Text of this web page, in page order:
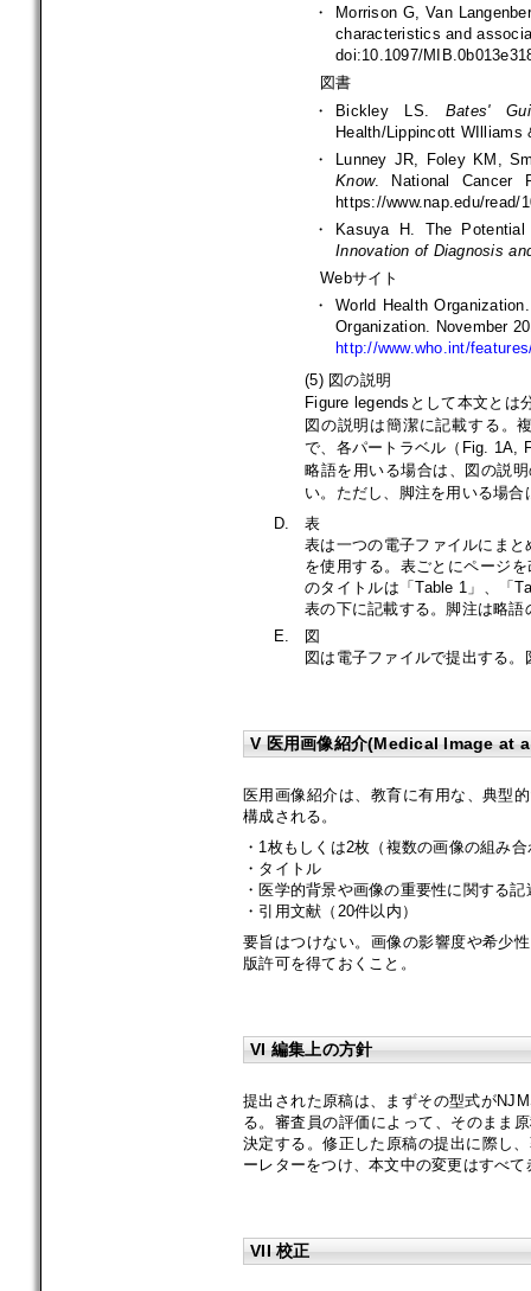
・
Morrison G, Van
characteristics and
doi:10.1097/
図書
・
Bickley LS. Bates'
Health/Lippincott WIlliams
・
Lunney JR, Foley KM,
Know. National Cancer
https://www.nap.edu/read/
・
Kasuya H. The
Innovation of Diagnosis
Webサイト
・
World Health
Organization. November
http://www.who.int/
(5) 図の説明
Figure legendsとして本文とは
図の説明は簡潔に記載する。
で、各パートラベル（Fig. 1A,
略語を用いる場合は、図の説
い。ただし、脚注を用いる場
D.
表
表は一つの電子ファイルにま
を使用する。表ごとにページ
のタイトルは「Table 1」、「
表の下に記載する。脚注は略
E.
図
図は電子ファイルで提出する
V 医用画像紹介(Medical Image at
医用画像紹介は、教育に有用な、典型
構成される。
・1枚もしくは2枚（複数の画像の組み
・タイトル
・医学的背景や画像の重要性に関する
・引用文献（20件以内）
要旨はつけない。画像の影響度や希少
版許可を得ておくこと。
VI 編集上の方針
提出された原稿は、まずその型式が
る。審査員の評価によって、そのまま
決定する。修正した原稿の提出に際し
ーレターをつけ、本文中の変更はすべ
VII 校正